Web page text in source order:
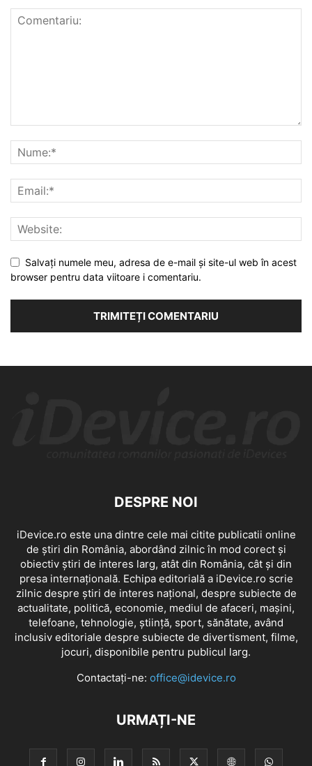
Salvați numele meu, adresa de e-mail și site-ul web în acest
browser pentru data viitoare i comentariu.
DESPRE NOI
iDevice.ro este una dintre cele mai citite publicatii online
de știri din România, abordând zilnic în mod corect și
obiectiv știri de interes larg, atât din România, cât și din
presa internațională. Echipa editorială a iDevice.ro scrie
zilnic despre știri de interes național, despre subiecte de
actualitate, politică, economie, mediul de afaceri, mașini,
telefoane, tehnologie, știință, sport, sănătate, având
inclusiv editoriale despre subiecte de divertisment, filme,
jocuri, disponibile pentru publicul larg.
Contactați-ne: office@idevice.ro
URMAȚI-NE